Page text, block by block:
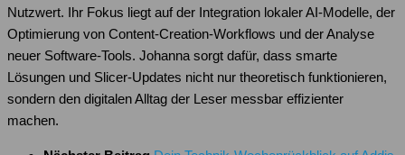
Nutzwert. Ihr Fokus liegt auf der Integration lokaler AI-Modelle, der
Optimierung von Content-Creation-Workflows und der Analyse
neuer Software-Tools. Johanna sorgt dafür, dass smarte
Lösungen und Slicer-Updates nicht nur theoretisch funktionieren,
sondern den digitalen Alltag der Leser messbar effizienter
machen.